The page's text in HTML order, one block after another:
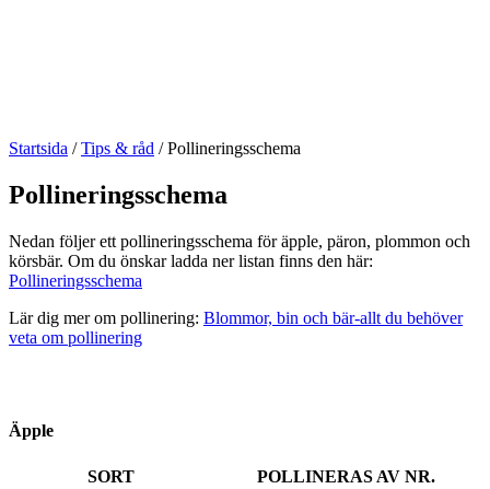
Startsida /Tips & råd /Pollineringsschema
Pollineringsschema
Nedan följer ett pollineringsschema för äpple, päron, plommon och
körsbär. Om du önskar ladda ner listan finns den här:
Pollineringsschema
Lär dig mer om pollinering: Blommor, bin och bär-allt du behöver
veta om pollinering
Äpple
SORT
POLLINERAS AV NR.